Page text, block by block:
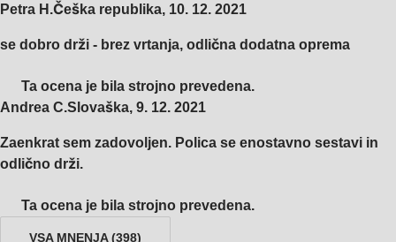
Petra H.Češka republika, 10. 12. 2021
se dobro drži - brez vrtanja, odlična dodatna oprema
Ta ocena je bila strojno prevedena.
Andrea C.Slovaška, 9. 12. 2021
Zaenkrat sem zadovoljen. Polica se enostavno sestavi in
odlično drži.
Ta ocena je bila strojno prevedena.
VSA MNENJA(398)